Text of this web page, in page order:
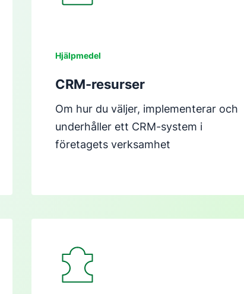
Hjälpmedel
CRM-resurser
Om hur du väljer, implementerar och
underhåller ett CRM-system i
företagets verksamhet
Öppnas i ett nytt fönster